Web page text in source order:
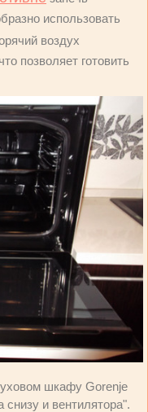
использовать
воздух
позволяет готовить
шкафу Gorenje
и вентилятора".